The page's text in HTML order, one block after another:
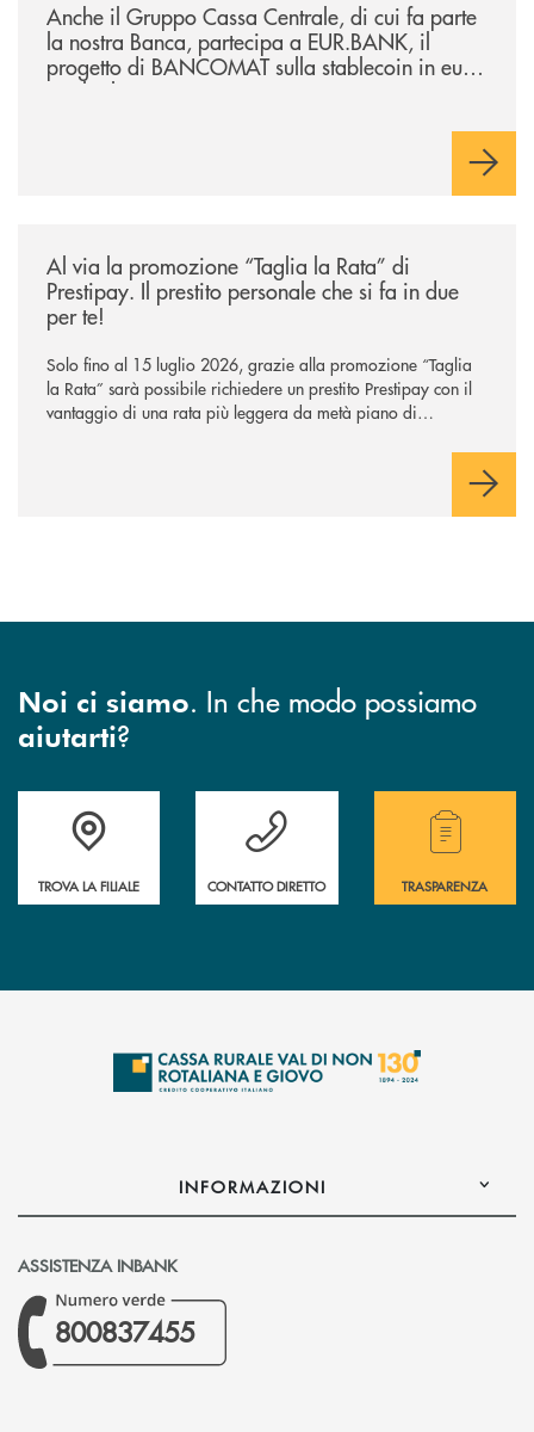
Anche il Gruppo Cassa Centrale, di cui fa parte
la nostra Banca, partecipa a EUR.BANK, il
progetto di BANCOMAT sulla stablecoin in euro
e sul relativo ecosistema
Al via la promozione “Taglia la Rata” di
Prestipay. Il prestito personale che si fa in due
per te!
Solo fino al 15 luglio 2026, grazie alla promozione “Taglia
la Rata” sarà possibile richiedere un prestito Prestipay con il
vantaggio di una rata più leggera da metà piano di
Noi ci siamo. In che modo possiamo
aiutarti?
Accedi all' elenco completo di indirizzo, telefono e mail delle nostre
TROVA LA FILIALE
Hai bisogno di assistenza immediata?
CONTATTO DIRETTO
Hai bisogno di
TRASPARENZA
INFORMAZIONI
ASSISTENZA INBANK
800837455